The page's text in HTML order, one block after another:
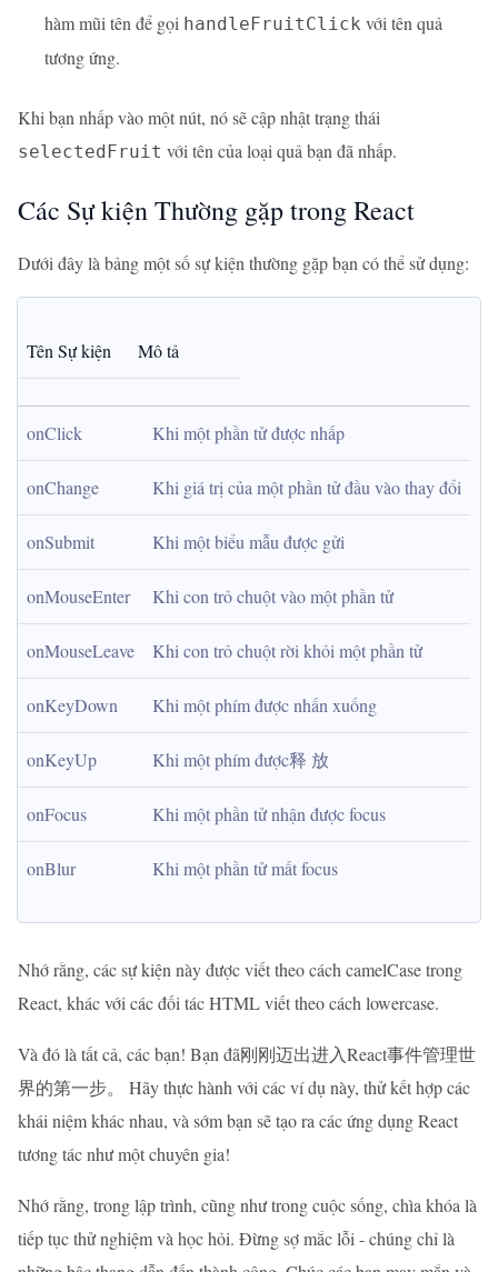
hàm mũi tên để gọi handleFruitClick với tên quả
tương ứng.
Khi bạn nhấp vào một nút, nó sẽ cập nhật trạng thái
selectedFruit với tên của loại quả bạn đã nhấp.
Các Sự kiện Thường gặp trong React
Dưới đây là bảng một số sự kiện thường gặp bạn có thể sử dụng:
Tên Sự kiện Mô tả
onClick Khi một phần tử được nhấp
onChange Khi giá trị của một phần tử đầu vào thay đổi
onSubmit Khi một biểu mẫu được gửi
onMouseEnter Khi con trỏ chuột vào một phần tử
onMouseLeave Khi con trỏ chuột rời khỏi một phần tử
onKeyDown Khi một phím được nhấn xuống
onKeyUp Khi một phím được释 放
onFocus Khi một phần tử nhận được focus
onBlur Khi một phần tử mất focus
Nhớ rằng, các sự kiện này được viết theo cách camelCase trong
React, khác với các đối tác HTML viết theo cách lowercase.
Và đó là tất cả, các bạn! Bạn đã刚刚迈出进入React事件管理世
界的第一步。 Hãy thực hành với các ví dụ này, thử kết hợp các
khái niệm khác nhau, và sớm bạn sẽ tạo ra các ứng dụng React
tương tác như một chuyên gia!
Nhớ rằng, trong lập trình, cũng như trong cuộc sống, chìa khóa là
tiếp tục thử nghiệm và học hỏi. Đừng sợ mắc lỗi - chúng chỉ là